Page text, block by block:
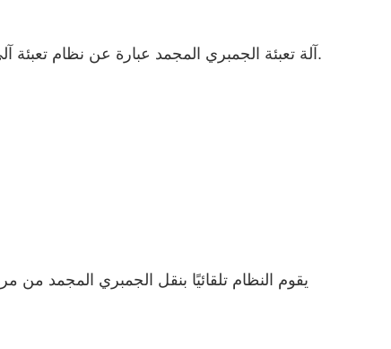
آلة تعبئة الجمبري المجمد عبارة عن نظام تعبئة آلي مصمم لوزن وتعبئة وختم منتجات الجمبري المجمد في أكياس أو أكياس.
يقوم النظام تلقائيًا بنقل الجمبري المجمد من